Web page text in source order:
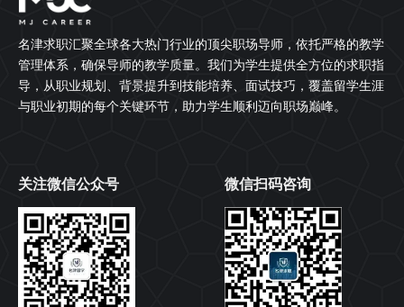
名津求职汇聚全球各大热门行业的顶尖职场导师，依托严格的教学
管理体系，确保导师的教学质量。我们为学生提供全方位的求职指
导，从职业规划、背景提升到技能培养、面试技巧，覆盖留学生涯
与职业初期的每个关键环节，助力学生顺利迈向职场巅峰。
关注微信公众号 微信扫码咨询